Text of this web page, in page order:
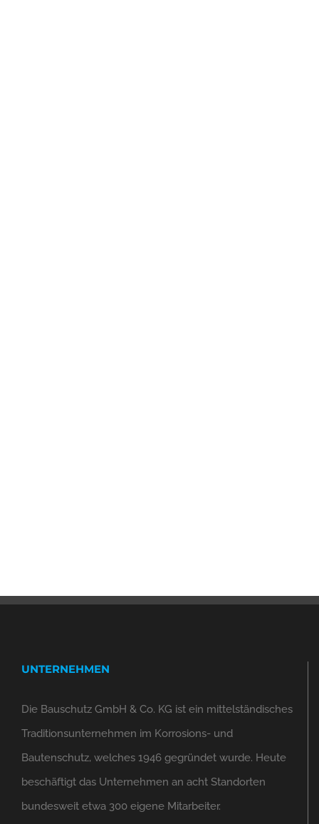
UNTERNEHMEN
Die Bauschutz GmbH & Co. KG ist ein mittelständisches
Traditionsunternehmen im Korrosions- und
Bautenschutz, welches 1946 gegründet wurde. Heute
beschäftigt das Unternehmen an acht Standorten
bundesweit etwa 300 eigene Mitarbeiter.